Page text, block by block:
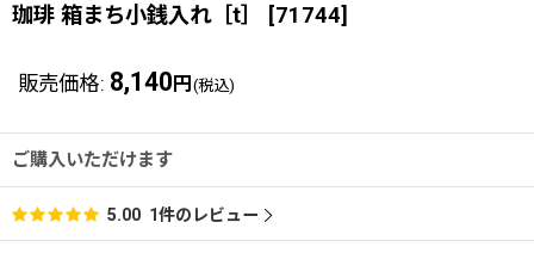
珈琲 箱まち小銭入れ［t］ [71744]
販売価格: 8,140 円 (税込)
ご購入いただけます
5.00 1件のレビュー